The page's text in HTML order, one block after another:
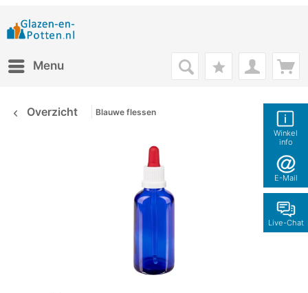
Winkel
info
E-Mail
Live-Chat
Menu
Overzicht Blauwe flessen